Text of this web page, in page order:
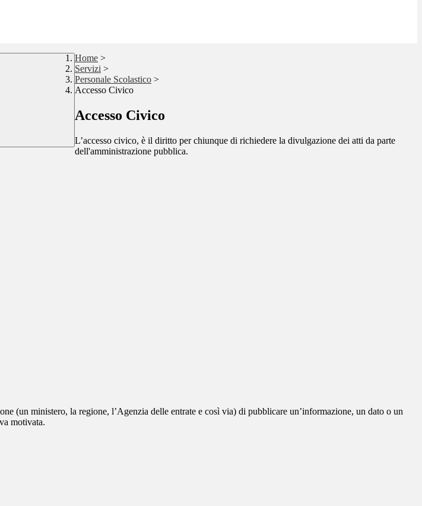
Home >
Servizi >
Personale Scolastico >
Accesso Civico
Accesso Civico
L’accesso civico, è il diritto per chiunque di richiedere la divulgazione dei atti da parte
dell'amministrazione pubblica.
(un ministero, la regione, l’Agenzia delle entrate e così via) di pubblicare un’informazione, un dato o un
motivata.